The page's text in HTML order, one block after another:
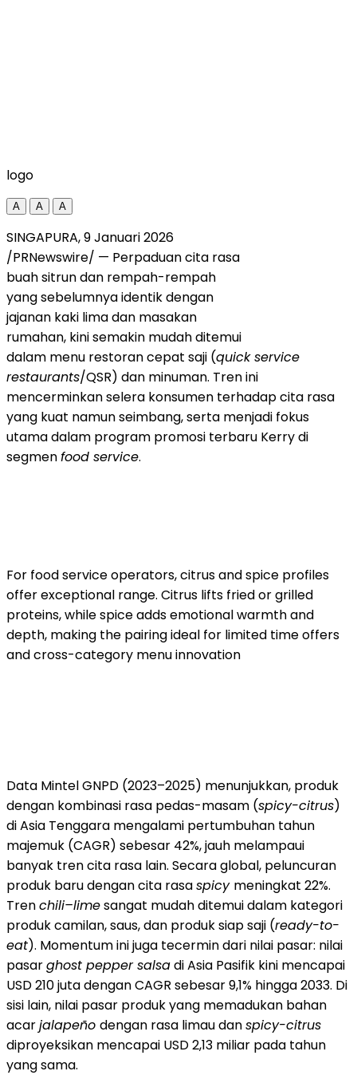
logo
A A A
SINGAPURA, 9 Januari 2026
/PRNewswire/ — Perpaduan cita rasa
buah sitrun dan rempah-rempah
yang sebelumnya identik dengan
jajanan kaki lima dan masakan
rumahan, kini semakin mudah ditemui
dalam menu restoran cepat saji (quick service
restaurants/QSR) dan minuman. Tren ini
mencerminkan selera konsumen terhadap cita rasa
yang kuat namun seimbang, serta menjadi fokus
utama dalam program promosi terbaru Kerry di
segmenfood service.
For food service operators, citrus and spice profiles
offer exceptional range. Citrus lifts fried or grilled
proteins, while spice adds emotional warmth and
depth, making the pairing ideal for limited time offers
and cross-category menu innovation
Data Mintel GNPD (2023–2025) menunjukkan, produk
dengan kombinasi rasa pedas-masam (spicy-citrus)
di Asia Tenggara mengalami pertumbuhan tahun
majemuk (CAGR) sebesar 42%, jauh melampaui
banyak tren cita rasa lain. Secara global, peluncuran
produk baru dengan cita rasaspicy meningkat 22%.
Trenchili–limesangat mudah ditemui dalam kategori
produk camilan, saus, dan produk siap saji (ready-to-
eat). Momentum ini juga tecermin dari nilai pasar: nilai
pasarghost pepper salsadi Asia Pasifik kini mencapai
USD 210 juta dengan CAGR sebesar 9,1% hingga 2033. Di
sisi lain, nilai pasar produk yang memadukan bahan
acarjalapeño dengan rasa limau danspicy-citrus
diproyeksikan mencapai USD 2,13 miliar pada tahun
yang sama.